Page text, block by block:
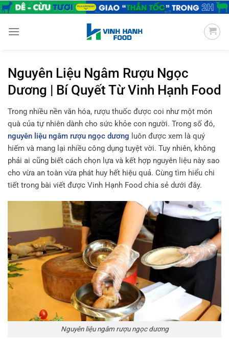
Chuyển
nội
Nguyên Liệu Ngâm Rượu Ngọc
Dương | Bí Quyết Từ Vinh Hạnh Food
Trong nhiều nền văn hóa, rượu thuốc được coi như một món
quà của tự nhiên dành cho sức khỏe con người. Trong số đó,
nguyên liệu ngâm rượu ngọc dương luôn được xem là quý
hiếm và mang lại nhiều công dụng tuyệt vời. Tuy nhiên, không
phải ai cũng biết cách chọn lựa và kết hợp nguyên liệu này sao
cho vừa an toàn vừa phát huy hết hiệu quả. Cùng tìm hiểu chi
tiết trong bài viết được Vinh Hạnh Food chia sẻ dưới đây.
Nguyên liệu ngâm rượu ngọc dương